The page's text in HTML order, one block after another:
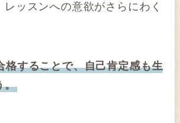
レッスンへの意欲がさらにわく
格することで、自己肯定感も生
。